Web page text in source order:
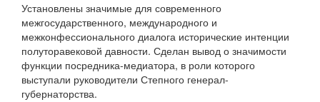
Установлены значимые для современного
межгосударственного, международного и
межконфессионального диалога исторические интенции
полуторавековой давности. Сделан вывод о значимости
функции посредника-медиатора, в роли которого
выступали руководители Степного генерал-
губернаторства.